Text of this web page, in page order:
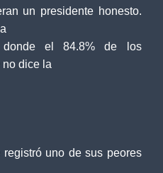
un presidente honesto.
el 84.8% de los
dice la
uno de sus peores